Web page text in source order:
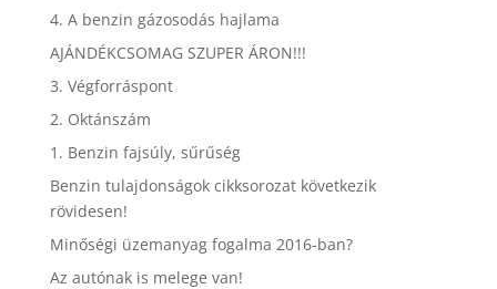
4. A benzin gázosodás hajlama
AJÁNDÉKCSOMAG SZUPER ÁRON!!!
3. Végforráspont
2. Oktánszám
1. Benzin fajsúly, sűrűség
Benzin tulajdonságok cikksorozat következik
rövidesen!
Minőségi üzemanyag fogalma 2016-ban?
Az autónak is melege van!